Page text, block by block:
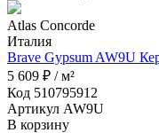
Atlas Concorde
Италия
Brave Gypsum AW9U
5 609 ₽ / м²
Код 510795912
Артикул AW9U
В корзину